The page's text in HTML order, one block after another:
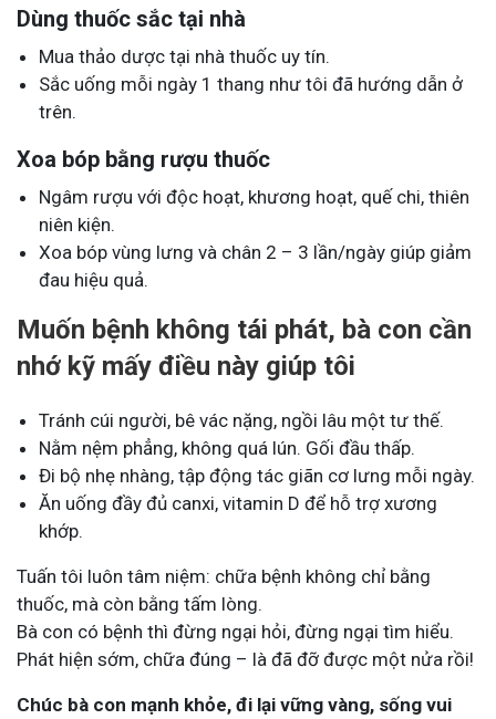
Dùng thuốc sắc tại nhà
Mua thảo dược tại nhà thuốc uy tín.
Sắc uống mỗi ngày 1 thang như tôi đã hướng dẫn ở
trên.
Xoa bóp bằng rượu thuốc
Ngâm rượu với độc hoạt, khương hoạt, quế chi, thiên
niên kiện.
Xoa bóp vùng lưng và chân 2 – 3 lần/ngày giúp giảm
đau hiệu quả.
Muốn bệnh không tái phát, bà con cần
nhớ kỹ mấy điều này giúp tôi
Tránh cúi người, bê vác nặng, ngồi lâu một tư thế.
Nằm nệm phẳng, không quá lún. Gối đầu thấp.
Đi bộ nhẹ nhàng, tập động tác giãn cơ lưng mỗi ngày.
Ăn uống đầy đủ canxi, vitamin D để hỗ trợ xương
khớp.
Tuấn tôi luôn tâm niệm: chữa bệnh không chỉ bằng
thuốc, mà còn bằng tấm lòng.
Bà con có bệnh thì đừng ngại hỏi, đừng ngại tìm hiểu.
Phát hiện sớm, chữa đúng – là đã đỡ được một nửa rồi!
Chúc bà con mạnh khỏe, đi lại vững vàng, sống vui